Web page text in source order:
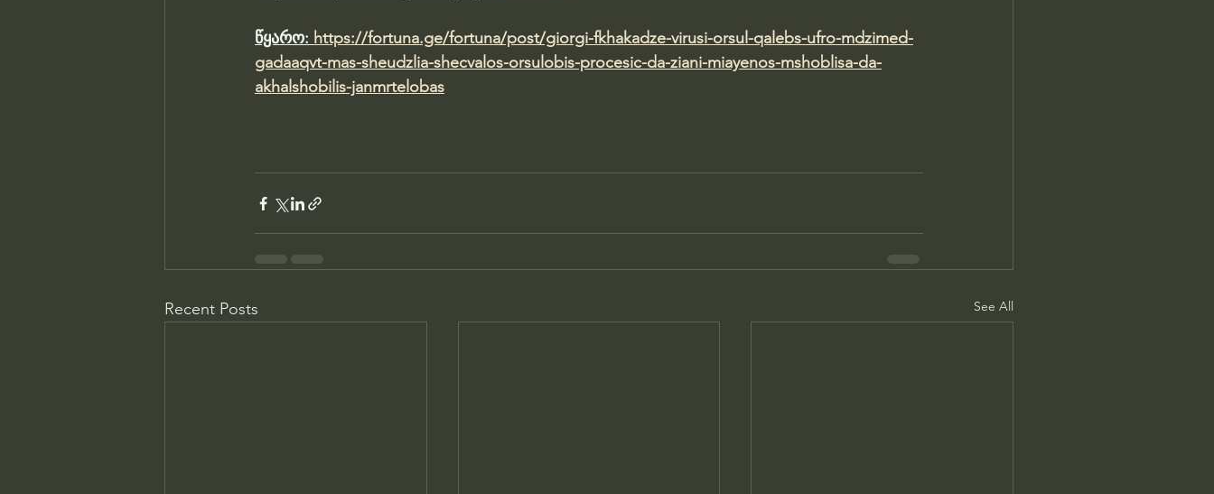
წყარო: https://fortuna.ge/fortuna/post/giorgi-fkhakadze-virusi-orsul-qalebs-ufro-mdzimed-
gadaaqvt-mas-sheudzlia-shecvalos-orsulobis-procesic-da-ziani-miayenos-mshoblisa-da-
akhalshobilis-janmrtelobas
Recent Posts See All